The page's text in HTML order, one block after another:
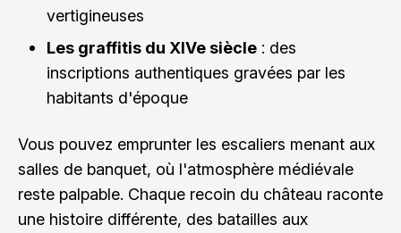
vertigineuses
Les graffitis du XIVe siècle : des
inscriptions authentiques gravées par les
habitants d'époque
Vous pouvez emprunter les escaliers menant aux
salles de banquet, où l'atmosphère médiévale
reste palpable. Chaque recoin du château raconte
une histoire différente, des batailles aux